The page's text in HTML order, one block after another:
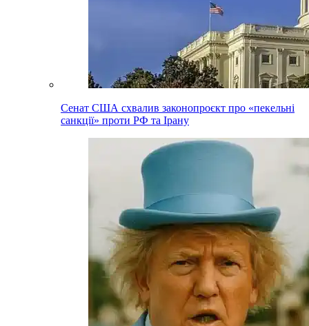
Сенат США схвалив законопроєкт про «пекельні
санкції» проти РФ та Ірану